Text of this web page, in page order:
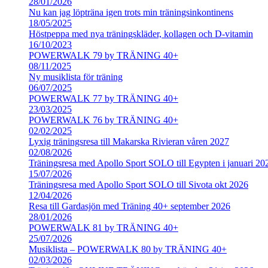
Nu kan jag löpträna igen trots min träningsinkontinens
18/05/2025
Höstpeppa med nya träningskläder, kollagen och D-vitamin
16/10/2023
POWERWALK 79 by TRÄNING 40+
08/11/2025
Ny musiklista för träning
06/07/2025
POWERWALK 77 by TRÄNING 40+
23/03/2025
POWERWALK 76 by TRÄNING 40+
02/02/2025
Lyxig träningsresa till Makarska Rivieran våren 2027
02/08/2026
Träningsresa med Apollo Sport SOLO till Egypten i januari
15/07/2026
Träningsresa med Apollo Sport SOLO till Sivota okt 2026
12/04/2026
Resa till Gardasjön med Träning 40+ september 2026
28/01/2026
POWERWALK 81 by TRÄNING 40+
25/07/2026
Musiklista – POWERWALK 80 by TRÄNING 40+
02/03/2026